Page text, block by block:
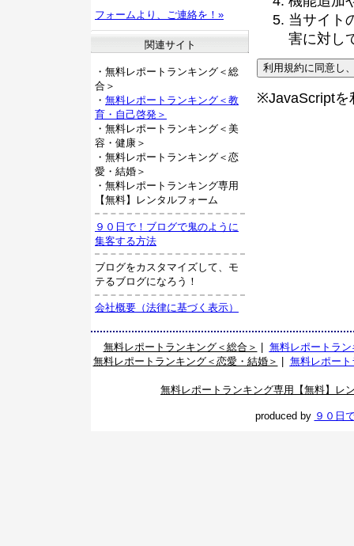
当サイト
害に対し
※JavaScriptを
フォームより、ご連絡を！»
関連サイト
・無料レポートランキング＜総
合＞
・ 無料レポートランキング＜教
育・自己啓発＞
・無料レポートランキング＜美
容・健康＞
・無料レポートランキング＜恋
愛・結婚＞
・無料レポートランキング専用
【無料】レンタルフォーム
９０日で！ブログで鬼のように
集客する方法
ブログをカスタマイズして、モ
テるブログになろう！
会社概要（法律に基づく表示）
無料レポートランキング＜総合＞
無料レポートラ
無料レポートランキング＜恋愛・結婚＞
無料レポー
無料レポートランキング専用【無料】レ
produced by ９０日